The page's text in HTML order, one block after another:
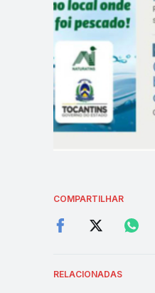
COMPARTILHAR
RELACIONADAS